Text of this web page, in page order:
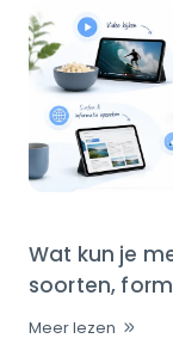
Wat kun je
soorten,
Meer lezen